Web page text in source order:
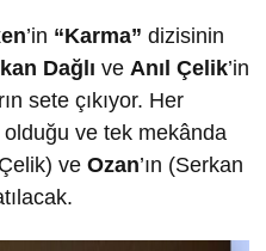
’in “Karma” dizisinin
Dağlı ve Anıl Çelik’in
sete çıkıyor. Her
ve tek mekânda
ve Ozan’ın (Serkan